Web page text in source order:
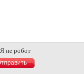
Я не робот